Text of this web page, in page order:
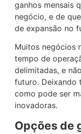
ganhos mensais
negócio, e de
de expansão no
Muitos negócios
tempo de
delimitadas, e
futuro. Deixando
como pode ser
inovadoras.
Opções de